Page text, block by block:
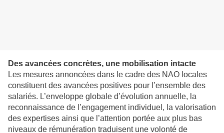
Des avancées concrètes, une mobilisation intacte
Les mesures annoncées dans le cadre des NAO locales
constituent des avancées positives pour l’ensemble des
salariés. L’enveloppe globale d’évolution annuelle, la
reconnaissance de l’engagement individuel, la valorisation
des expertises ainsi que l’attention portée aux plus bas
niveaux de rémunération traduisent une volonté de